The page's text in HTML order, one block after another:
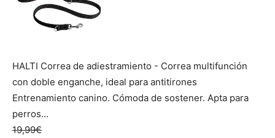
HALTI Correa de adiestramiento - Correa multifunción
con doble enganche, ideal para antitirones
Entrenamiento canino. Cómoda de sostener. Apta para
perros...
19,99€